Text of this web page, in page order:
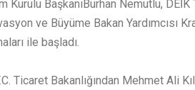
Kurulu BaşkanıBurhan Nemutlu,
ve Büyüme Bakan Yardımcısı
ile başladı.
Ticaret Bakanlığından Mehmet Ali